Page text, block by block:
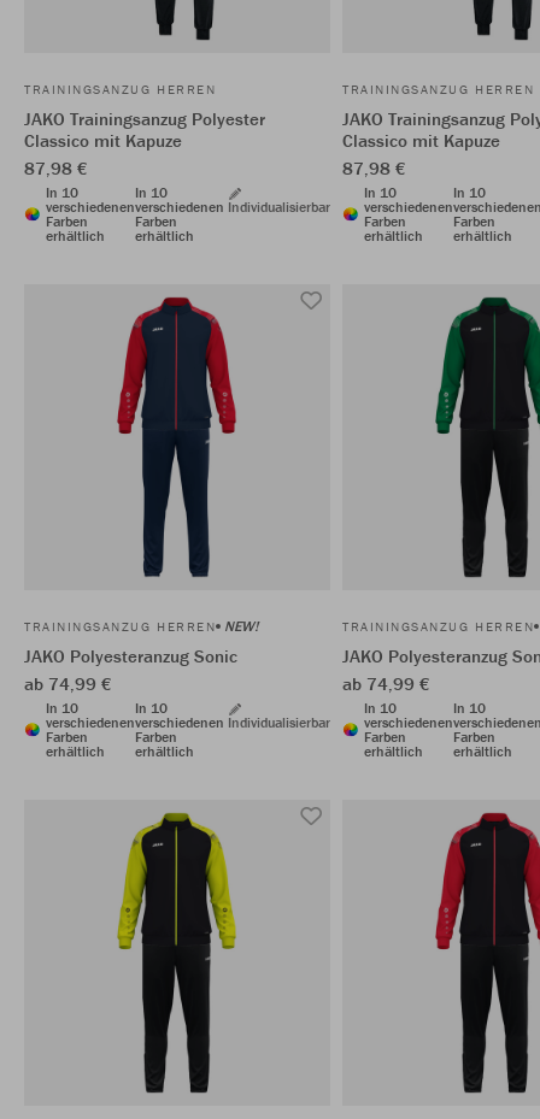
TRAININGSANZUG HERREN
JAKO Trainingsanzug Polyester
Classico mit Kapuze
87,98 €
In 10
verschiedenen
Farben
erhältlich
In 10
verschiedenen
Farben
erhältlich
Individualisierbar
TRAININGSANZUG HERREN
JAKO Trainingsanzug
Classico mit Kapuze
87,98 €
In 10
verschiedenen
Farben
erhältlich
In 10
Farben
erhältlich
TRAININGSANZUG HERREN NEW!
JAKO Polyesteranzug Sonic
ab 74,99 €
In 10
verschiedenen
Farben
erhältlich
In 10
verschiedenen
Farben
erhältlich
Individualisierbar
TRAININGSANZUG HERREN
JAKO Polyesteranzug
ab 74,99 €
In 10
verschiedenen
Farben
erhältlich
In 10
Farben
erhältlich